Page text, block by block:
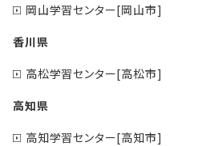
岡山学習センター[岡山市]
香川県
高松学習センター[高松市]
高知県
高知学習センター[高知市]